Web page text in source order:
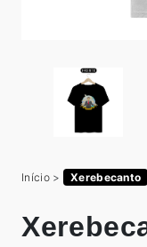
Início > Xerebecanto